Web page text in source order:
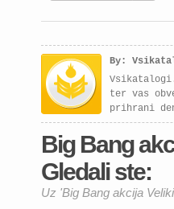
By:
ter vas
prihrani
Big Bang
Gledali ste:
Uz 'Big Bang akcija